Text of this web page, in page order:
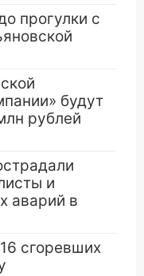
прогулки с
будут
рублей
и
аварий в
сгоревших